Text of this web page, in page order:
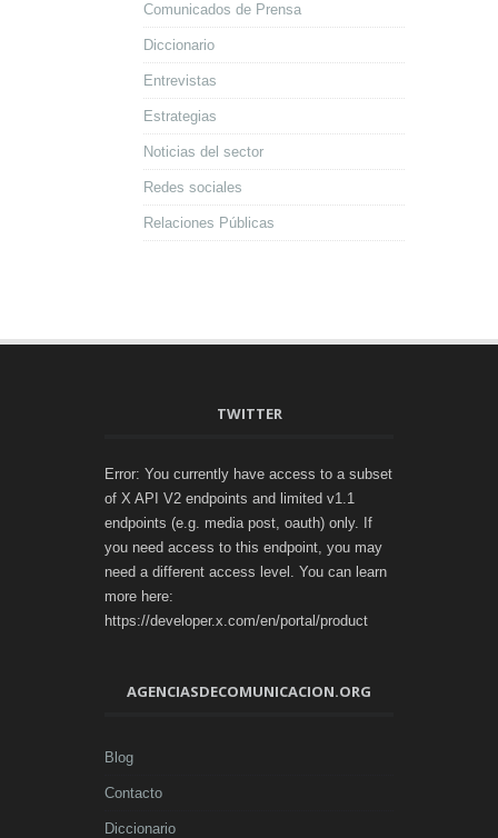
Comunicados de Prensa
Diccionario
Entrevistas
Estrategias
Noticias del sector
Redes sociales
Relaciones Públicas
TWITTER
Error: You currently have access to a subset
of X API V2 endpoints and limited v1.1
endpoints (e.g. media post, oauth) only. If
you need access to this endpoint, you may
need a different access level. You can learn
more here:
https://developer.x.com/en/portal/product
AGENCIASDECOMUNICACION.ORG
Blog
Contacto
Diccionario